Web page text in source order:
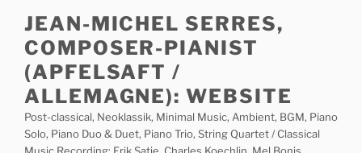
content
JEAN-MICHEL SERRES,
COMPOSER-PIANIST
(APFELSAFT /
ALLEMAGNE): WEBSITE
Post-classical, Neoklassik, Minimal Music, Ambient, BGM, Piano
Solo, Piano Duo & Duet, Piano Trio, String Quartet / Classical